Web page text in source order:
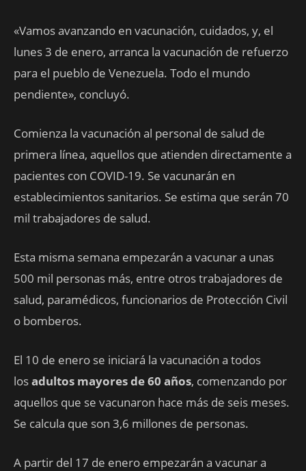
«Vamos avanzando en vacunación, cuidados, y, el
lunes 3 de enero, arranca la vacunación de refuerzo
para el pueblo de Venezuela. Todo el mundo
pendiente», concluyó.
Comienza la vacunación al personal de salud de
primera línea, aquellos que atienden directamente a
pacientes con COVID-19. Se vacunarán en
establecimientos sanitarios. Se estima que serán 70
mil trabajadores de salud.
Esta misma semana empezarán a vacunar a unas
500 mil personas más, entre otros trabajadores de
salud, paramédicos, funcionarios de Protección Civil
o bomberos.
El 10 de enero se iniciará la vacunación a todos
losadultos mayores de 60 años, comenzando por
aquellos que se vacunaron hace más de seis meses.
Se calcula que son 3,6 millones de personas.
A partir del 17 de enero empezarán a vacunar a